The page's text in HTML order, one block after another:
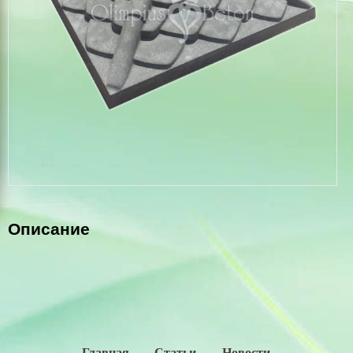
Бордюры,водостоки
Гипсовая плитка
Теплые плитки Полифасад
Цемент, оптовая цена
Укладка тротуарной плитки
Щебень в Николаеве
Описание